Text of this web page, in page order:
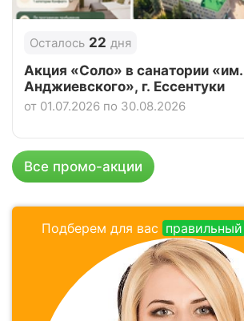
Осталось 22 дня
Акция «Соло» в санатории «им.
Анджиевского», г. Ессентуки
от 01.07.2026 по 30.08.2026
Все промо-акции
Подберем для вас правильный